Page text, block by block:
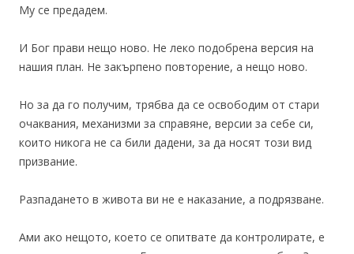
Му се предадем.
И Бог прави нещо ново. Не леко подобрена версия на
нашия план. Не закърпено повторение, а нещо ново.
Но за да го получим, трябва да се освободим от стари
очаквания, механизми за справяне, версии за себе си,
които никога не са били дадени, за да носят този вид
призвание.
Разпадането в живота ви не е наказание, а подрязване.
Ами ако нещото, което се опитвате да контролирате, е